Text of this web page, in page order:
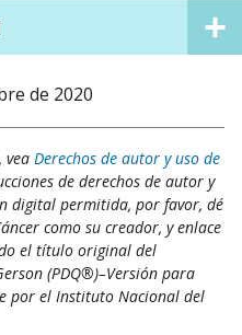
de 2020
vea Derechos de autor y uso de
de derechos de autor y
digital permitida, por favor, dé
como su creador, y enlace
el título original del
(PDQ®)–Versión para
por el Instituto Nacional del